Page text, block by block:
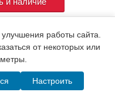
работы сайта.
от некоторых или
Настроить